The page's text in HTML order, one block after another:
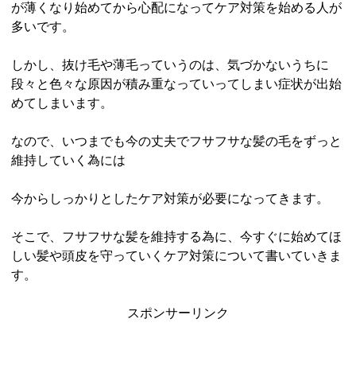
が薄くなり始めてから心配になってケア対策を始める人が
多いです。
しかし、抜け毛や薄毛っていうのは、気づかないうちに
段々と色々な原因が積み重なっていってしまい症状が出始
めてしまいます。
なので、いつまでも今の丈夫でフサフサな髪の毛をずっと
維持していく為には
今からしっかりとしたケア対策が必要になってきます。
そこで、フサフサな髪を維持する為に、今すぐに始めてほ
しい髪や頭皮を守っていくケア対策について書いていきま
す。
スポンサーリンク